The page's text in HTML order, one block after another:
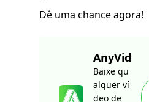
Dê uma chance agora!
AnyVid
Baixe qu
alquer ví
deo de